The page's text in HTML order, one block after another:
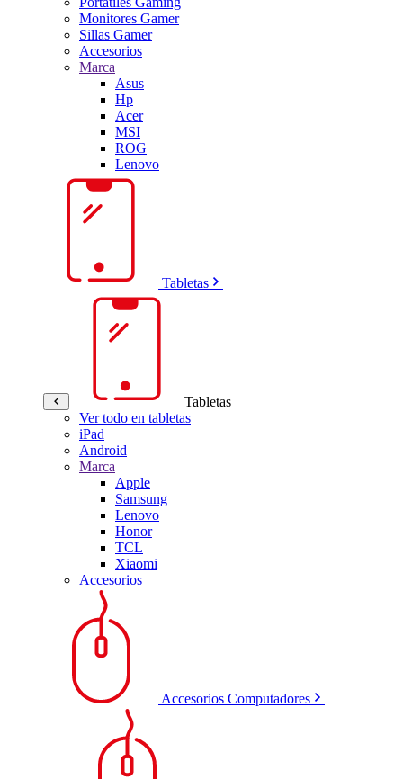
Monitores Gamer
Sillas Gamer
Accesorios
Marca
Asus
Hp
Acer
MSI
ROG
Lenovo
Tabletas
Tabletas
Ver todo en tabletas
iPad
Android
Marca
Apple
Samsung
Lenovo
Honor
TCL
Xiaomi
Accesorios
Accesorios Computadores